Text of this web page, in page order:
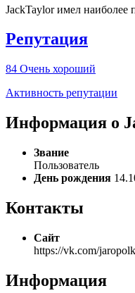
JackTaylor имел наиболее
Репутация
84 Очень хороший
Активность репутации
Информация о
Звание
Пользователь
День рождения
Контакты
Сайт
https://vk.com/
Информация